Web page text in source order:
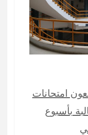
امتحانات
بأسبوع